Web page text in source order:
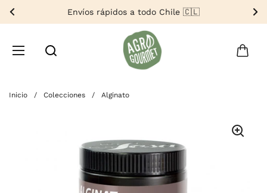
Anterior
Envíos rápidos a todo Chile 🇨🇱
Abrir menúBuscar por...
Inicio / Colecciones / Alginato